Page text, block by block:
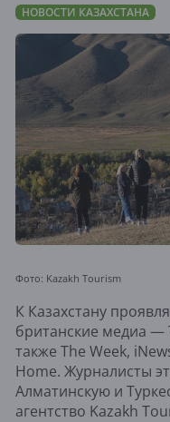
НОВОСТИ КАЗАХСТАНА
Фото: Kazakh Tourism
К Казахстану
британские медиа —
также The Week,
Home. Журналисты
Алматинскую и
агентство Kazakh